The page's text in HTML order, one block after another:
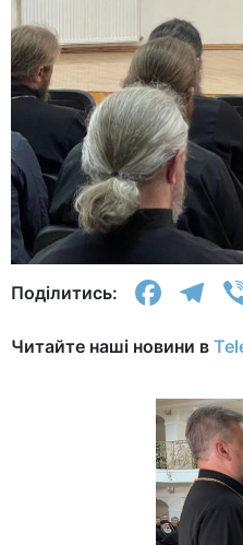
Поділитись:
Читайте наші новини в